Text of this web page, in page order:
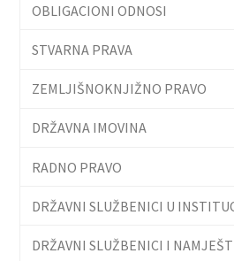
OBLIGACIONI ODNOSI
STVARNA PRAVA
ZEMLJIŠNOKNJIŽNO PRAVO
DRŽAVNA IMOVINA
RADNO PRAVO
DRŽAVNI SLUŽBENICI U
DRŽAVNI SLUŽBENICI I